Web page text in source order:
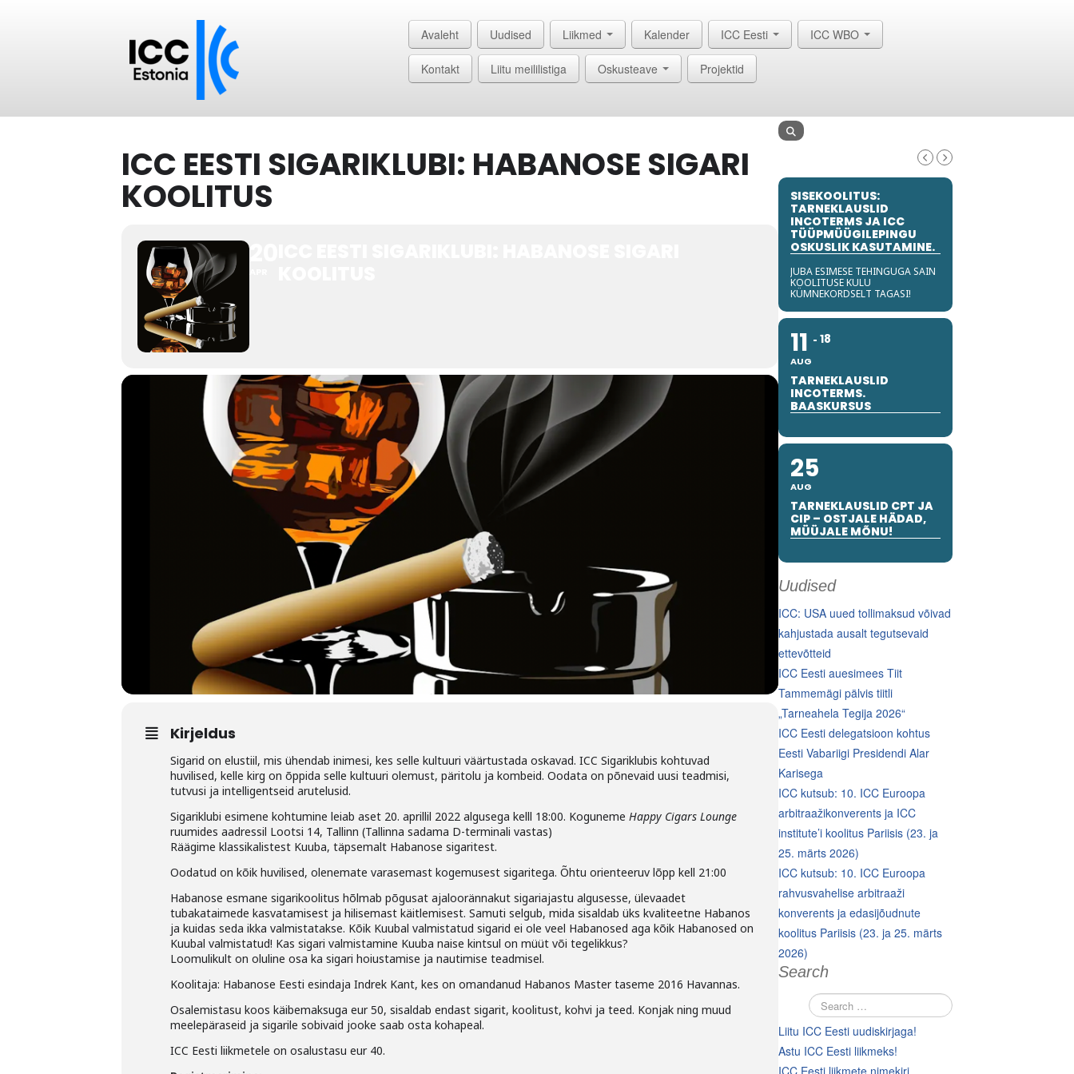
Avaleht Uudised Liikmed Kalender ICC Eesti ICC WBO
Kontakt Liitu meililistiga Oskusteave Projektid
ICC EESTI SIGARIKLUBI: HABANOSE SIGARI
KOOLITUS
Kirjeldus
Sigarid on elustiil, mis ühendab inimesi, kes selle kultuuri väärtustada oskavad. ICC Sigariklubis kohtuvad
huvilised, kelle kirg on õppida selle kultuuri olemust, päritolu ja kombeid. Oodata on põnevaid uusi teadmisi,
tutvusi ja intelligentseid arutelusid.
Sigariklubi esimene kohtumine leiab aset 20. aprillil 2022 algusega kelll 18:00. Koguneme Happy Cigars Lounge
ruumides aadressil Lootsi 14, Tallinn (Tallinna sadama D-terminali vastas)
Räägime klassikalistest Kuuba, täpsemalt Habanose sigaritest.
Oodatud on kõik huvilised, olenemate varasemast kogemusest sigaritega. Õhtu orienteeruv lõpp kell 21:00
Habanose esmane sigarikoolitus hõlmab põgusat ajaloorännakut sigariajastu algusesse, ülevaadet
tubakataimede kasvatamisest ja hilisemast käitlemisest. Samuti selgub, mida sisaldab üks kvaliteetne Habanos
ja kuidas seda ikka valmistatakse. Kõik Kuubal valmistatud sigarid ei ole veel Habanosed aga kõik Habanosed on
Kuubal valmistatud! Kas sigari valmistamine Kuuba naise kintsul on müüt või tegelikkus?
Loomulikult on oluline osa ka sigari hoiustamise ja nautimise teadmisel.
Koolitaja: Habanose Eesti esindaja Indrek Kant, kes on omandanud Habanos Master taseme 2016 Havannas.
Osalemistasu koos käibemaksuga eur 50, sisaldab endast sigarit, koolitust, kohvi ja teed. Konjak ning muud
meelepäraseid ja sigarile sobivaid jooke saab osta kohapeal.
ICC Eesti liikmetele on osalustasu eur 40.
SISEKOOLITUS:
TARNEKLAUSLID
INCOTERMS JA ICC
TÜÜPMÜÜGILEPINGU
OSKUSLIK KASUTAMINE.
JUBA ESIMESE TEHINGUGA SAIN
KOOLITUSE KULU
KÜMNEKORDSELT TAGASI!
11
AUG
18
TARNEKLAUSLID
INCOTERMS.
BAASKURSUS
25
AUG
TARNEKLAUSLID CPT JA
CIP – OSTJALE HÄDAD,
MÜÜJALE MÕNU!
Uudised
ICC: USA uued tollimaksud võivad
kahjustada ausalt tegutsevaid
ettevõtteid
ICC Eesti auesimees Tiit
Tammemägi pälvis tiitli
„Tarneahela Tegija 2026“
ICC Eesti delegatsioon kohtus
Eesti Vabariigi Presidendi Alar
Karisega
ICC kutsub: 10. ICC Euroopa
arbitraažikonverents ja ICC
institute’i koolitus Pariisis (23. ja
25. märts 2026)
ICC kutsub: 10. ICC Euroopa
rahvusvahelise arbitraaži
konverents ja edasijõudnute
koolitus Pariisis (23. ja 25. märts
2026)
Search
Liitu ICC Eesti uudiskirjaga!
Astu ICC Eesti liikmeks!
ICC Eesti liikmete nimekiri